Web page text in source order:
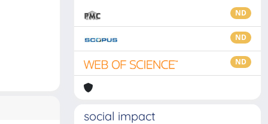
ND
ND
ND
social impact